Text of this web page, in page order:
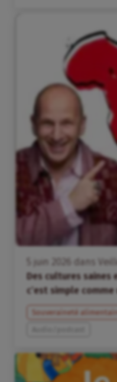
juin dans
Des cultures saines
c’est simple
Souveraineté